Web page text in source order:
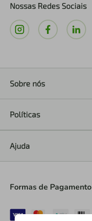
Nossas Redes Sociais
Sobre nós
Políticas
Ajuda
Formas de Pagamento